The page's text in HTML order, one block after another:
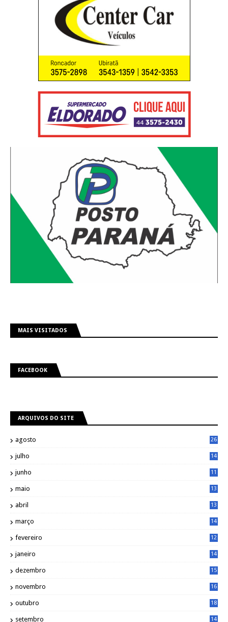
MAIS VISITADOS
FACEBOOK
ARQUIVOS DO SITE
agosto 26
julho
14
junho
11
maio
13
abril
13
março
14
fevereiro
12
janeiro
14
dezembro
15
novembro
16
outubro
18
setembro 14